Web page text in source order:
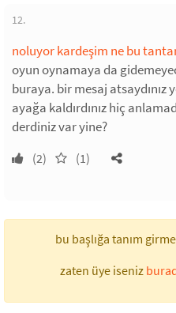
12.
noluyor kardeşim ne bu
oyun oynamaya da
buraya. bir mesaj atsaydınız
ayağa kaldırdınız hiç
derdiniz var yine?
(2) (1)
bu başlığa tanım
zaten üye iseniz